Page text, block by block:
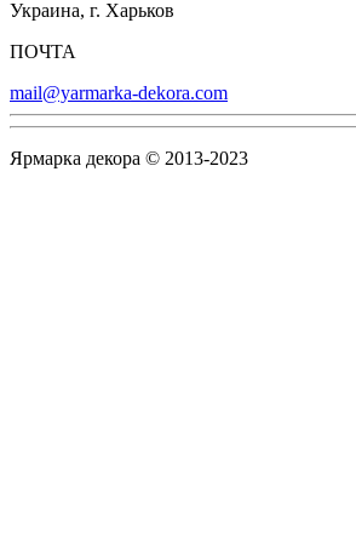
Украина, г. Харьков
ПОЧТА
mail@yarmarka-dekora.com
Ярмарка декора © 2013-2023